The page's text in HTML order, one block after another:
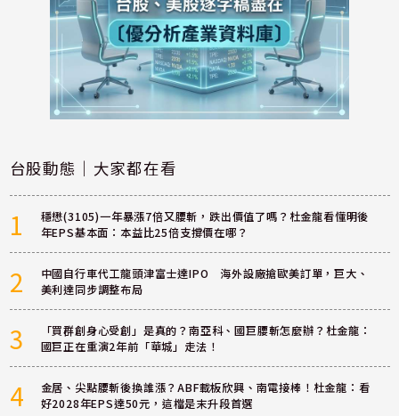
台股動態｜大家都在看
1
穩懋(3105)一年暴漲7倍又腰斬，跌出價值了嗎？杜金龍看懂明後
年EPS基本面：本益比25倍支撐價在哪？
2
中國自行車代工龍頭津富士達IPO 海外設廠搶歐美訂單，巨大、
美利達同步調整布局
3
「買群創身心受創」是真的？南亞科、國巨腰斬怎麼辦？杜金龍：
國巨正在重演2年前「華城」走法！
4
金居、尖點腰斬後換誰漲？ABF載板欣興、南電接棒！杜金龍：看
好2028年EPS達50元，這檔是末升段首選